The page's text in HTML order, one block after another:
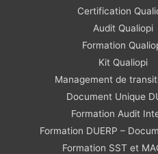
Certification
Audit Qualiopi
Formation
Kit Qualiopi
Management de
Document Unique
Formation Audit
Formation DUERP –
Formation SST et